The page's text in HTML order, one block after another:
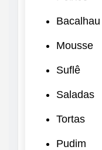
Bacalhau
Mousse
Suflê
Saladas
Tortas
Pudim